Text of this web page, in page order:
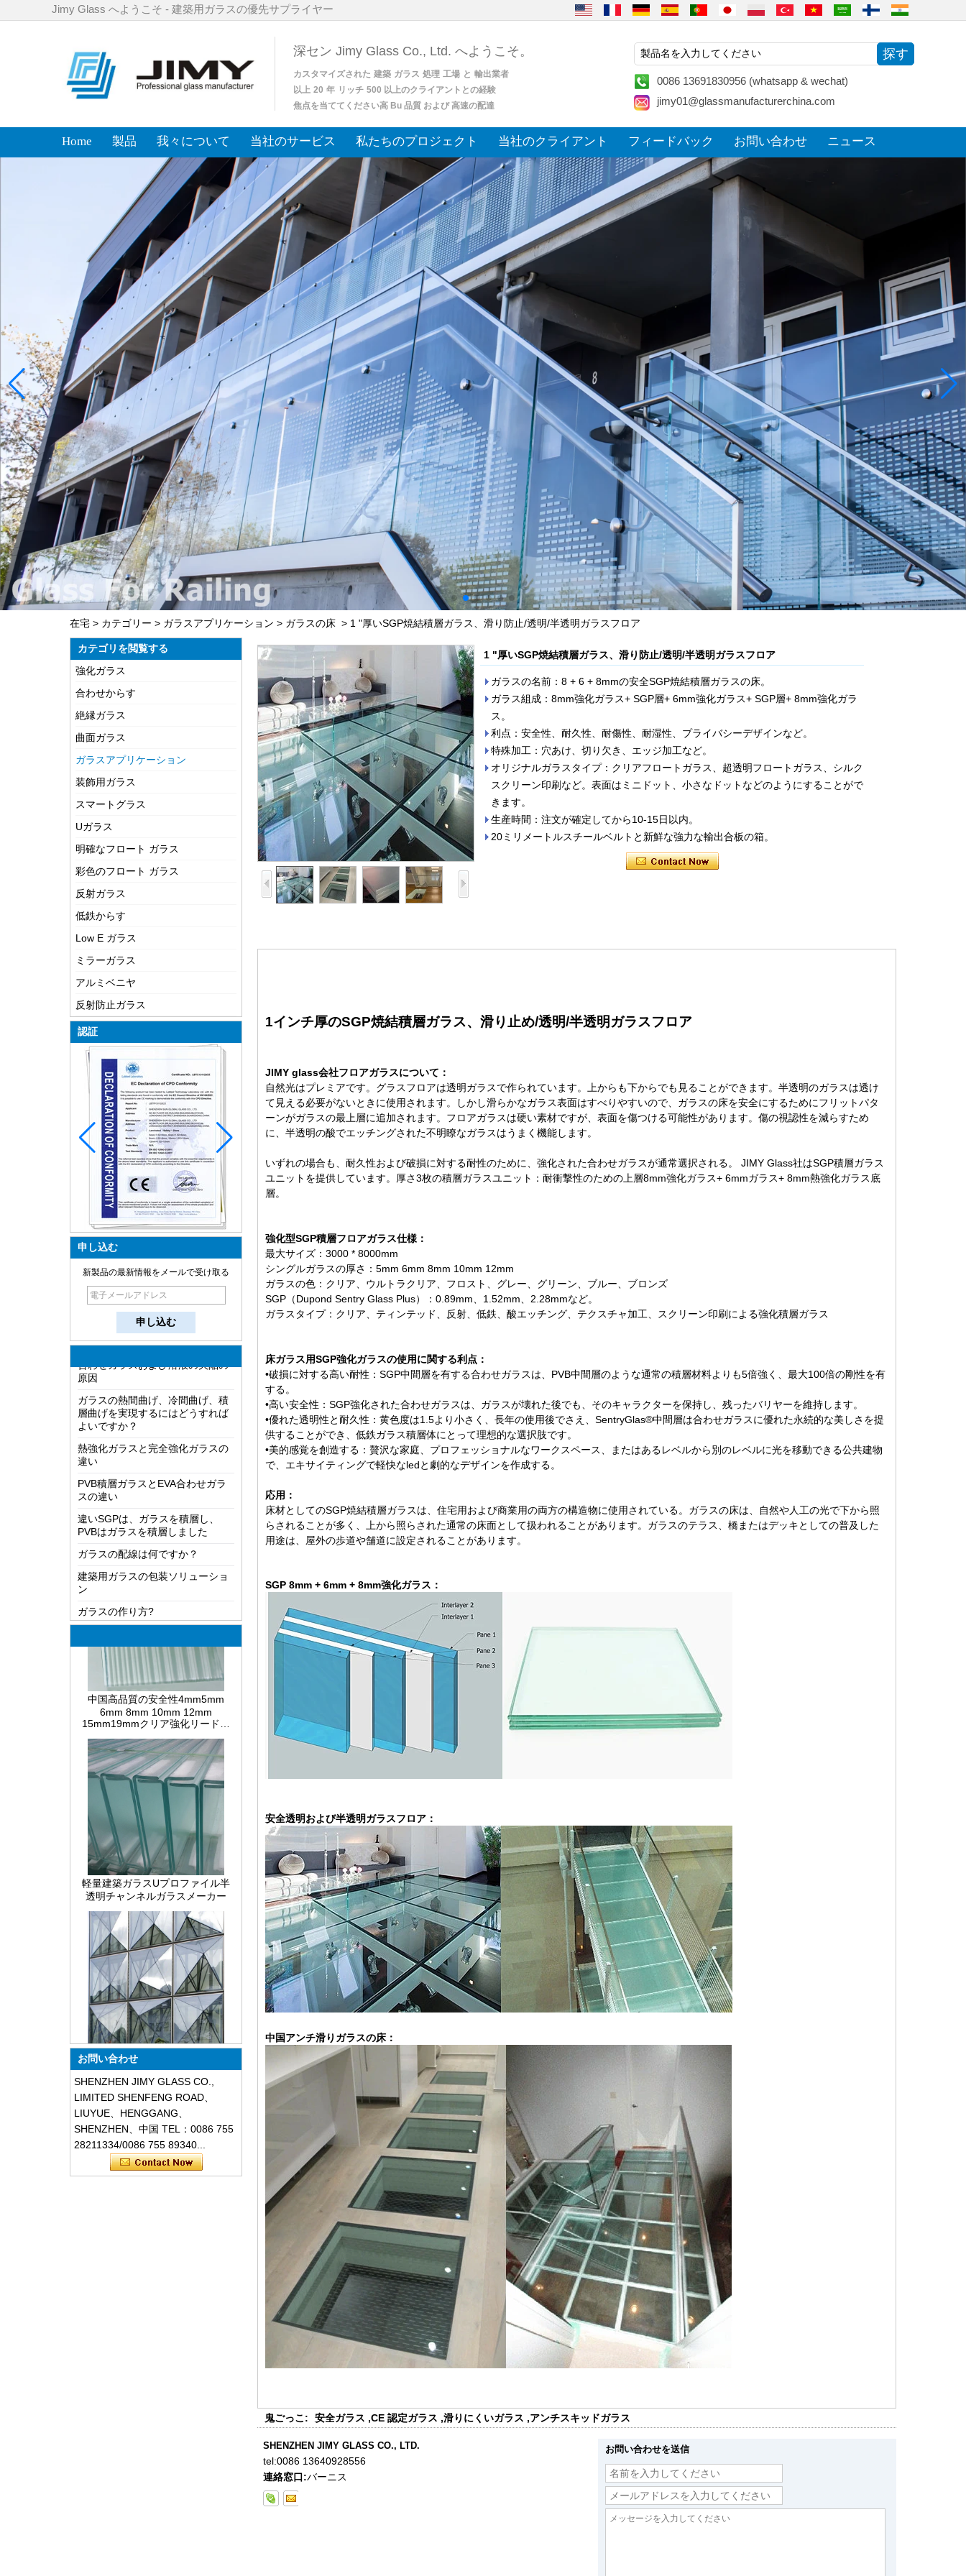
Jimy Glass へようこそ - 建築用ガラスの優先サプライヤー
深セン Jimy Glass Co., Ltd. へようこそ。
カスタマイズされた 建築 ガラス 処理 工場 と 輸出業者
以上 20 年 リッチ 500 以上のクライアントとの経験
焦点を当ててください高 Bu 品質 および 高速の配達
0086 13691830956 (whatsapp & wechat)
jimy01@glassmanufacturerchina.com
Home 製品 我々について 当社のサービス 私たちのプロジェクト 当社のクライアント フィードバック お問い合わせ ニュース
在宅 > カテゴリー > ガラスアプリケーション > ガラスの床 > 1 "厚いSGP焼結積層ガラス、滑り防止/透明/半透明ガラスフロア
カテゴリを閲覧する
強化ガラス
合わせからす
絶縁ガラス
曲面ガラス
ガラスアプリケーション
装飾用ガラス
スマートグラス
Uガラス
明確なフロート ガラス
彩色のフロート ガラス
反射ガラス
低鉄からす
Low E ガラス
ミラーガラス
アルミベニヤ
反射防止ガラス
認証
申し込む
新製品の最新情報をメールで受け取る
ガラスの作り方?
ますか？
LOW-E ガラスの最も包括的な知識
合わせガラスおよび溶液の欠陥の
ガラスの熱間曲げ、冷間曲げ、積
よいですか？
熱強化ガラスと完全強化ガラスの
PVB積層ガラスとEVA合わせガラ
違いSGPは、ガラスを積層し、
ガラスの配線は何ですか？
建築用ガラスの包装ソリューショ
ガラスの作り方?
双方向ミラーはどのように機能し
ますか？
合わせガラスおよび溶液の欠陥の
ガラスの熱間曲げ、冷間曲げ、積
層曲げを実現するにはどうすれば
よいですか？
熱強化ガラスと完全強化ガラスの
違い
PVB積層ガラスとEVA合わせガラ
スの違い
違いSGPは、ガラスを積層し、
PVBはガラスを積層しました
ガラスの配線は何ですか？
建築用ガラスの包装ソリューショ
ン
中国高品質の安全性4mm5mm
6mm 8mm 10mm 12mm
15mm19mmクリア強化リードフ
ルートラウェーブリブガラスメー
カー
軽量建築ガラスUプロファイル半
透明チャンネルガラスメーカー
特別なデザインの三角形の構造の
防音防塵ガラスのファサード
お問い合わせ
SHENZHEN JIMY GLASS CO.,
LIMITED SHENFENG ROAD、
LIUYUE、HENGGANG、
SHENZHEN、中国 TEL：0086 755
28211334/0086 755 89340...
1 "厚いSGP焼結積層ガラス、滑り防止/透明/半透明ガラスフロア
ガラスの名前：8 + 6 + 8mmの安全SGP焼結積層ガラスの床。
ガラス組成：8mm強化ガラス+ SGP層+ 6mm強化ガラス+ SGP層+ 8mm強化ガラ
ス。
利点：安全性、耐久性、耐傷性、耐湿性、プライバシーデザインなど。
特殊加工：穴あけ、切り欠き、エッジ加工など。
オリジナルガラスタイプ：クリアフロートガラス、超透明フロートガラス、シルク
スクリーン印刷など。表面はミニドット、小さなドットなどのようにすることがで
きます。
生産時間：注文が確定してから10-15日以内。
20ミリメートルスチールベルトと新鮮な強力な輸出合板の箱。
1インチ厚のSGP焼結積層ガラス、滑り止め/透明/半透明ガラスフロア
JIMY glass会社フロアガラスについて：
自然光はプレミアです。グラスフロアは透明ガラスで作られています。上からも下からでも見ることができます。半透明のガラスは透け
て見える必要がないときに使用されます。しかし滑らかなガラス表面はすべりやすいので、ガラスの床を安全にするためにフリットパタ
ーンがガラスの最上層に追加されます。フロアガラスは硬い素材ですが、表面を傷つける可能性があります。傷の視認性を減らすため
に、半透明の酸でエッチングされた不明瞭なガラスはうまく機能します。
いずれの場合も、耐久性および破損に対する耐性のために、強化された合わせガラスが通常選択される。 JIMY Glass社はSGP積層ガラス
ユニットを提供しています。厚さ3枚の積層ガラスユニット：耐衝撃性のための上層8mm強化ガラス+ 6mmガラス+ 8mm熱強化ガラス底
層。
強化型SGP積層フロアガラス仕様：
最大サイズ：3000 * 8000mm
シングルガラスの厚さ：5mm 6mm 8mm 10mm 12mm
ガラスの色：クリア、ウルトラクリア、フロスト、グレー、グリーン、ブルー、ブロンズ
SGP（Dupond Sentry Glass Plus）：0.89mm、1.52mm、2.28mmなど。
ガラスタイプ：クリア、ティンテッド、反射、低鉄、酸エッチング、テクスチャ加工、スクリーン印刷による強化積層ガラス
床ガラス用SGP強化ガラスの使用に関する利点：
•破損に対する高い耐性：SGP中間層を有する合わせガラスは、PVB中間層のような通常の積層材料よりも5倍強く、最大100倍の剛性を有
する。
•高い安全性：SGP強化された合わせガラスは、ガラスが壊れた後でも、そのキャラクターを保持し、残ったバリヤーを維持します。
•優れた透明性と耐久性：黄色度は1.5より小さく、長年の使用後でさえ、SentryGlas®中間層は合わせガラスに優れた永続的な美しさを提
供することができ、低鉄ガラス積層体にとって理想的な選択肢です。
•美的感覚を創造する：贅沢な家庭、プロフェッショナルなワークスペース、またはあるレベルから別のレベルに光を移動できる公共建物
で、エキサイティングで軽快なledと劇的なデザインを作成する。
応用：
床材としてのSGP焼結積層ガラスは、住宅用および商業用の両方の構造物に使用されている。ガラスの床は、自然や人工の光で下から照
らされることが多く、上から照らされた通常の床面として扱われることがあります。ガラスのテラス、橋またはデッキとしての普及した
用途は、屋外の歩道や舗道に設定されることがあります。
SGP 8mm + 6mm + 8mm強化ガラス：
安全透明および半透明ガラスフロア：
中国アンチ滑りガラスの床：
鬼ごっこ: 安全ガラス ,CE 認定ガラス ,滑りにくいガラス ,アンチスキッドガラス
SHENZHEN JIMY GLASS CO., LTD.
tel:0086 13640928556
連絡窓口:バーニス
お問い合わせを送信